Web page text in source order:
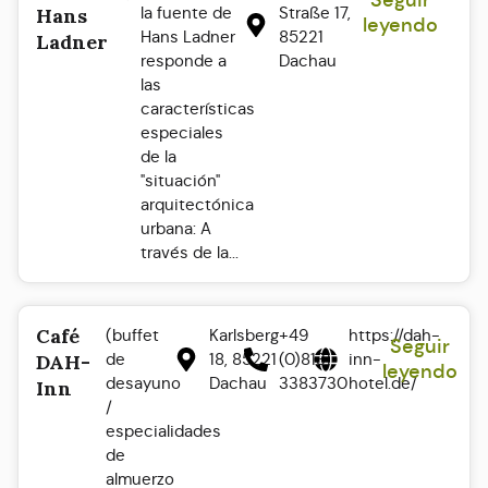
Hans
Ladner
la fuente de
Hans Ladner
responde a
las
características
especiales
de la
"situación"
arquitectónica
urbana: A
través de la...
Straße 17,
85221
Dachau
leyendo
Café
DAH-
Inn
(buffet
de
desayuno
/
especialidades
de
almuerzo
Karlsberg
18, 85221
Dachau
+49
(0)8131
3383730
https://dah-
inn-
hotel.de/
Seguir
leyendo